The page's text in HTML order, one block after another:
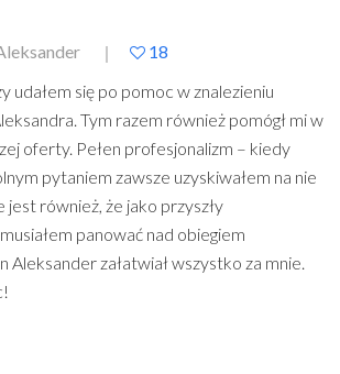
18
udałem się po pomoc w znalezieniu
Tym razem również pomógł mi w
oferty. Pełen profesjonalizm – kiedy
pytaniem zawsze uzyskiwałem na nie
jest również, że jako przyszły
panować nad obiegiem
Aleksander załatwiał wszystko za mnie.